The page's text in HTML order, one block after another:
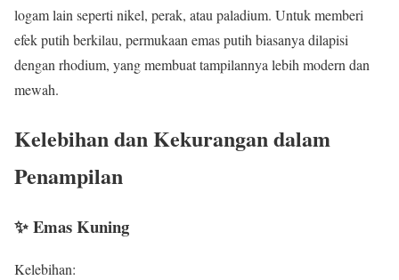
logam lain seperti nikel, perak, atau paladium. Untuk memberi
efek putih berkilau, permukaan emas putih biasanya dilapisi
dengan rhodium, yang membuat tampilannya lebih modern dan
mewah.
Kelebihan dan Kekurangan dalam
Penampilan
✨ Emas Kuning
Kelebihan: